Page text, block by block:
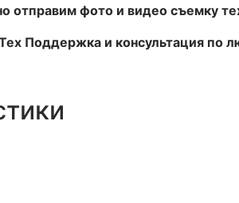
отправим фото и видео съемку
Поддержка и консультация по